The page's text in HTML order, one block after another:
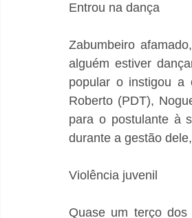
Entrou na dança
Zabumbeiro
alguém estiver
popular o instigou a
Roberto (PDT),
para o postulante à
durante a gestão
Violência juvenil
Quase um terço